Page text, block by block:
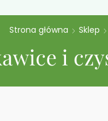
Strona główna Sklep
i